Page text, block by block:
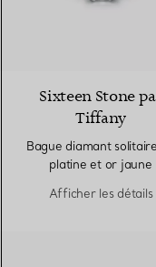
Sixteen Stone
Tiffany
Bague diamant
platine et or jaune
Afficher les détails